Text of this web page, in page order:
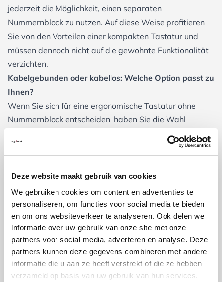
Deze website maakt gebruik van cookies
We gebruiken cookies om content en advertenties te
personaliseren, om functies voor social media te bieden
en om ons websiteverkeer te analyseren. Ook delen we
informatie over uw gebruik van onze site met onze
partners voor social media, adverteren en analyse. Deze
partners kunnen deze gegevens combineren met andere
informatie die u aan ze heeft verstrekt of die ze hebben
verzameld op basis van uw gebruik van hun services.
jederzeit die Möglichkeit, einen separaten
Nummernblock zu nutzen. Auf diese Weise profitieren
Sie von den Vorteilen einer kompakten Tastatur und
müssen dennoch nicht auf die gewohnte Funktionalität
verzichten.
Kabelgebunden oder kabellos: Welche Option passt zu
Ihnen?
Wenn Sie sich für eine ergonomische Tastatur ohne
Nummernblock entscheiden, haben Sie die Wahl
zwischen einem kabelgebundenen oder einem
kabellosen Modell. Beide Varianten haben ihre Vorteile,
Arbeitsweise.
Kabelgebundene ergonomische Tastatur: Ein Modell mit
Kabel bietet eine stabile Verbindung, ohne dass Sie sich
Gedanken über Batterien oder das Aufladen machen
müssen. Das ist ideal, wenn Sie viele Stunden an Ihrem
Schreibtisch verbringen und Wert auf eine zuverlässige
Verbindung legen.
Kabellose ergonomische Tastatur: Eine kabellose